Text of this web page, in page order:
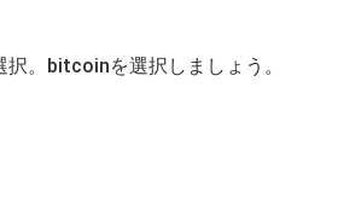
択。bitcoinを選択しましょう。